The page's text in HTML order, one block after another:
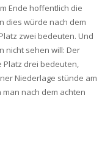
Ende hoffentlich die
dies würde nach dem
zwei bedeuten. Und
nicht sehen will: Der
Platz drei bedeuten,
Niederlage stünde am
man nach dem achten